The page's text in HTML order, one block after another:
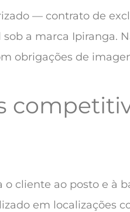
— contrato de
a marca Ipiranga.
obrigações de
o cliente ao posto e à
em localizações